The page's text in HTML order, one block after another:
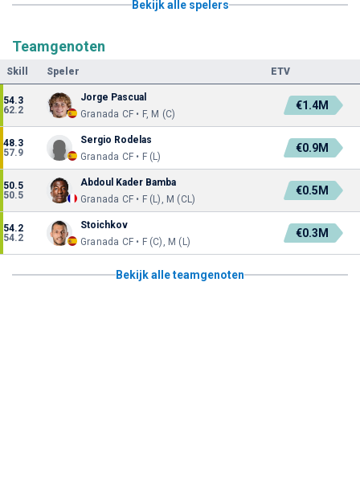
Bekijk alle spelers
Teamgenoten
Skill Speler ETV
54.3
62.2
Jorge Pascual
Granada CF • F, M (C)
€1.4M
48.3
57.9
Sergio Rodelas
Granada CF • F (L)
€0.9M
50.5
50.5
Abdoul Kader Bamba
Granada CF • F (L), M (CL)
€0.5M
54.2
54.2
Stoichkov
Granada CF • F (C), M (L)
€0.3M
Bekijk alle teamgenoten